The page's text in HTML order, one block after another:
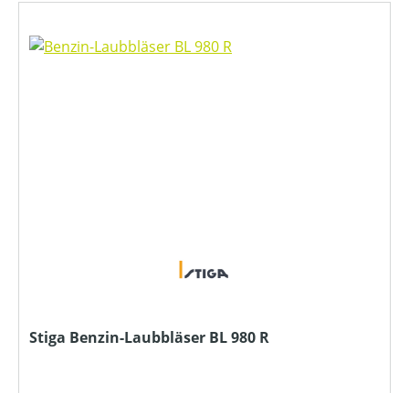
Stiga Benzin-Laubbläser BL 980 R